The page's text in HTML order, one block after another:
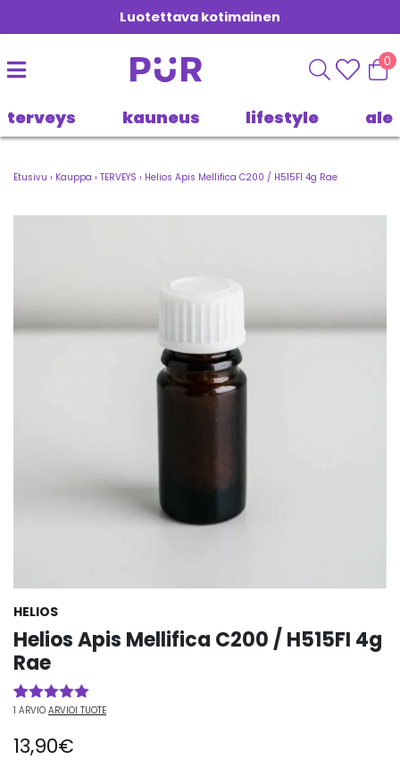
Luotettava kotimainen
0
terveys kauneus lifestyle ale
Etusivu › Kauppa › TERVEYS › Helios Apis Mellifica C200 / H515FI 4g Rae
HELIOS
Helios Apis Mellifica C200 / H515FI 4g
Rae
Arvio5.00
perustuen
1
asiakkaan
1 ARVIO ARVIOI TUOTE
13,90€